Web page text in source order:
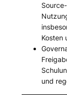
Kosten
und